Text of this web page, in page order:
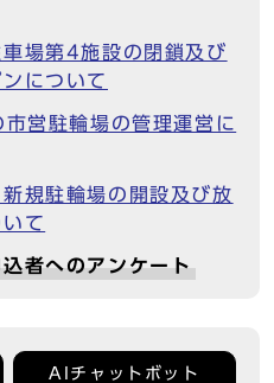
場第4施設の閉鎖及び
について
営駐輪場の管理運営に
規駐輪場の開設及び放
て
者へのアンケート
AIチャットボット